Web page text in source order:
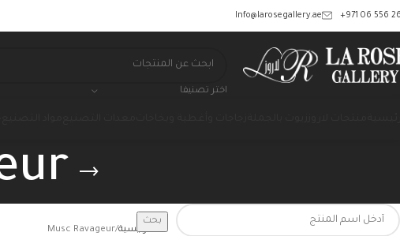
‎+971 06 556
Info@larosegallery.ae
اختر تصنيفا
بحث
الرئيسية Musc Ravageur